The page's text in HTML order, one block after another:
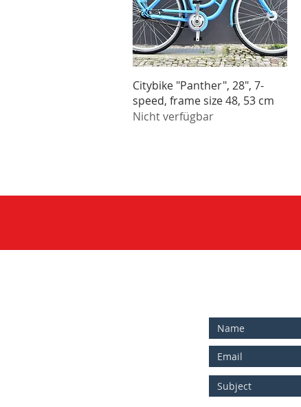
Schnellansicht
Citybike "Panther", 28", 7-
speed, frame size 48, 53 cm
Nicht verfügbar